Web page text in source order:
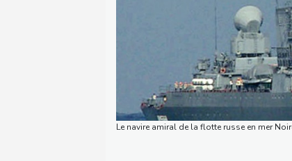
Le navire amiral de la flotte russe en mer